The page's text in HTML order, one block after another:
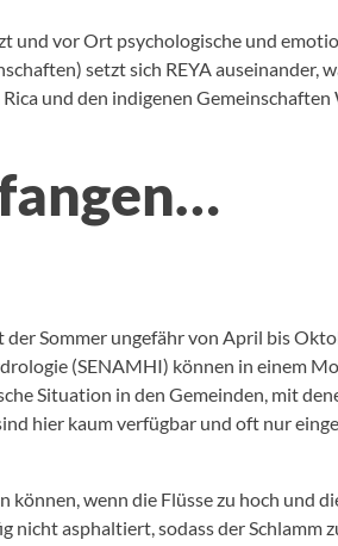
und vor Ort psychologische und
setzt sich REYA auseinander,
und den indigenen Gemeinschaften
Sommer ungefähr von April bis
(SENAMHI) können in einem
Situation in den Gemeinden, mit
hier kaum verfügbar und oft nur
wenn die Flüsse zu hoch und
nicht asphaltiert, sodass der Schlamm